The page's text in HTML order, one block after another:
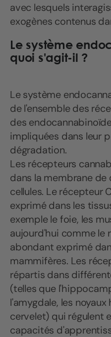
avec lesquels
exogènes contenus
Le système
quoi s'agit-il ?
Le système
de l'ensemble des
des
impliquées dans leur
dégradation.
Les récepteurs
dans la membrane
cellules. Le récepteur
exprimé dans les
exemple le foie, les
aujourd'hui comme le
abondant exprimé
mammifères. Les
répartis dans
(telles que
l'amygdale, les
cervelet) qui régulent
capacités